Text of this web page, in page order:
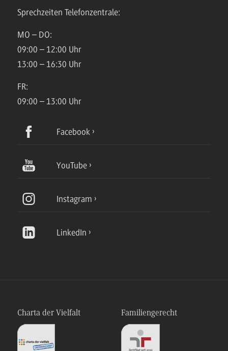
Sprechzeiten Telefonzentrale:
MO – DO:
09:00 – 12:00 Uhr
13:00 – 16:30 Uhr
FR:
09:00 – 13:00 Uhr
Facebook
YouTube
Instagram
LinkedIn
Charta der Vielfalt Familiengerecht